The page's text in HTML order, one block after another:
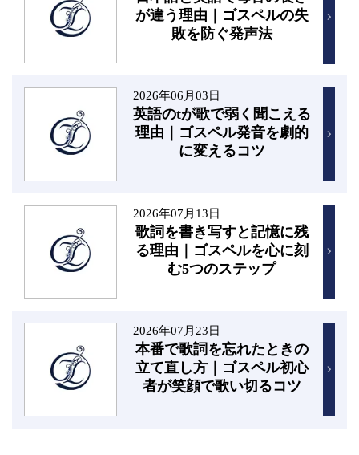
が違う理由｜ゴスペルの失
敗を防ぐ発声法
2026年06月03日
英語のtが歌で弱く聞こえる
理由｜ゴスペル発音を劇的
に変えるコツ
2026年07月13日
歌詞を書き写すと記憶に残
る理由｜ゴスペルを心に刻
む5つのステップ
2026年07月23日
本番で歌詞を忘れたときの
立て直し方｜ゴスペル初心
者が笑顔で歌い切るコツ